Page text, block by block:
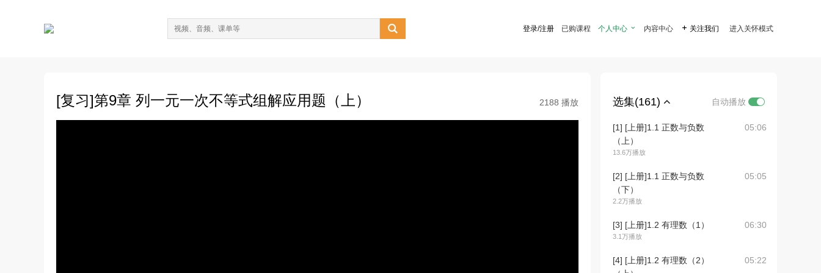
 登录/注册 已购课程 个人中心  内容中心  关注我们 进入关怀模式
[复习]第9章 列一元一次不等式组解应用题（上） 2188 播放 选集(161) 自动播放
[1] [上册]1.1 正数与负数
（上）
13.6万播放
05:06
[2] [上册]1.1 正数与负数
（下）
2.2万播放
05:05
[3] [上册]1.2 有理数（1）
3.1万播放
06:30
[4] [上册]1.2 有理数（2）
05:22